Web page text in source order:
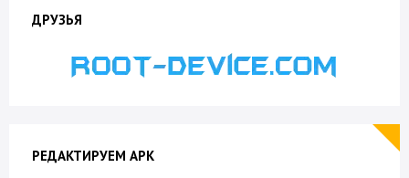
ДРУЗЬЯ
РЕДАКТИРУЕМ APK